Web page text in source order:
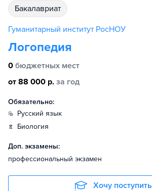
бакалавриат
Гуманитарный институт РосНОУ
Логопедия
0 бюджетных мест
от 88 000 р. за год
Обязательно:
русский язык
биология
Доп. экзамены:
профессиональный экзамен
Хочу поступить